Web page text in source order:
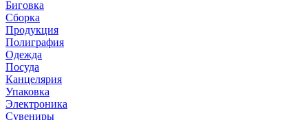
Биговка
Сборка
Продукция
Полиграфия
Одежда
Посуда
Канцелярия
Упаковка
Электроника
Сувениры